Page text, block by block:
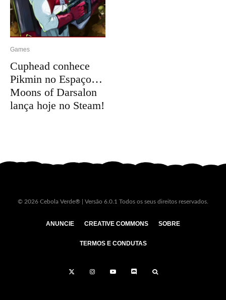
Games
Cuphead conhece
Pikmin no Espaço…
Moons of Darsalon
lança hoje no Steam!
© 2026 Cebola Verde® | Versão 6.0.1 Todos os seus direitos reservados.
ANUNCIE CREATIVE COMMONS SOBRE
TERMOS E CONDUTAS